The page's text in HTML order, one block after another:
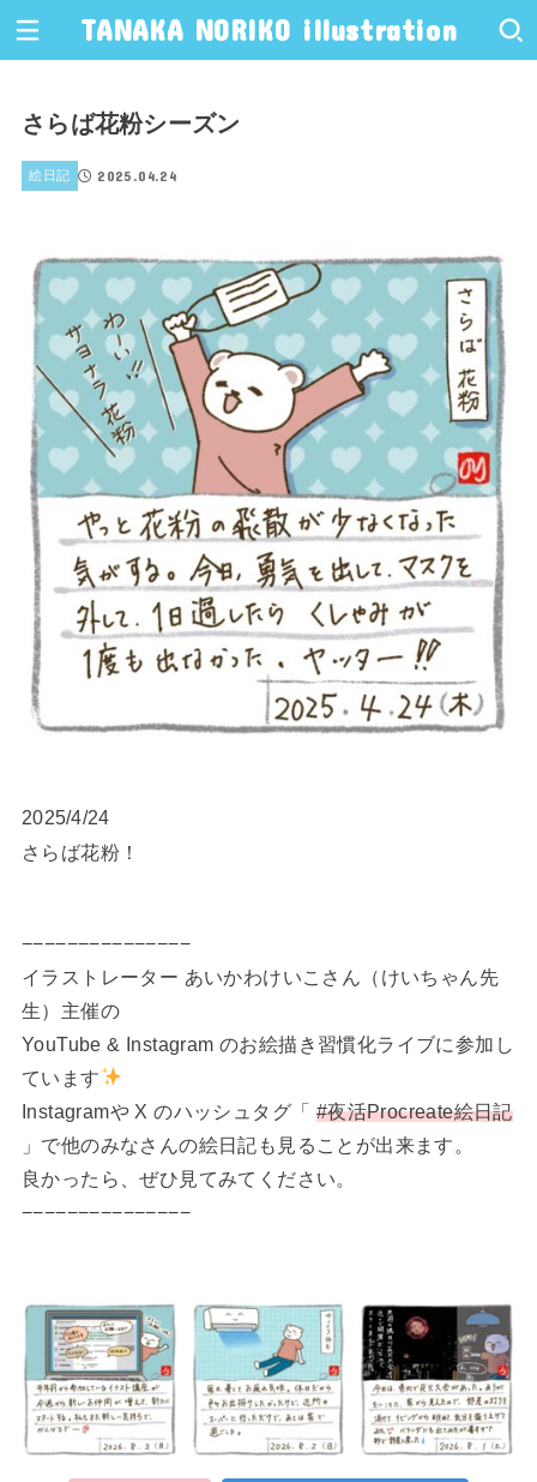
TANAKA NORIKO illustration
さらば花粉シーズン
絵日記 2025.04.24
2025/4/24
さらば花粉！
−−−−−−−−−−−−−−−
イラストレーター あいかわけいこさん（けいちゃん先
生）主催の
YouTube & Instagram のお絵描き習慣化ライブに参加し
ています
Instagramや X のハッシュタグ「 #夜活Procreate絵日記
」で他のみなさんの絵日記も見ることが出来ます。
良かったら、ぜひ見てみてください。
−−−−−−−−−−−−−−−